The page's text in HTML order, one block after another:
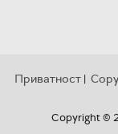
Приватност |
Copyright ©